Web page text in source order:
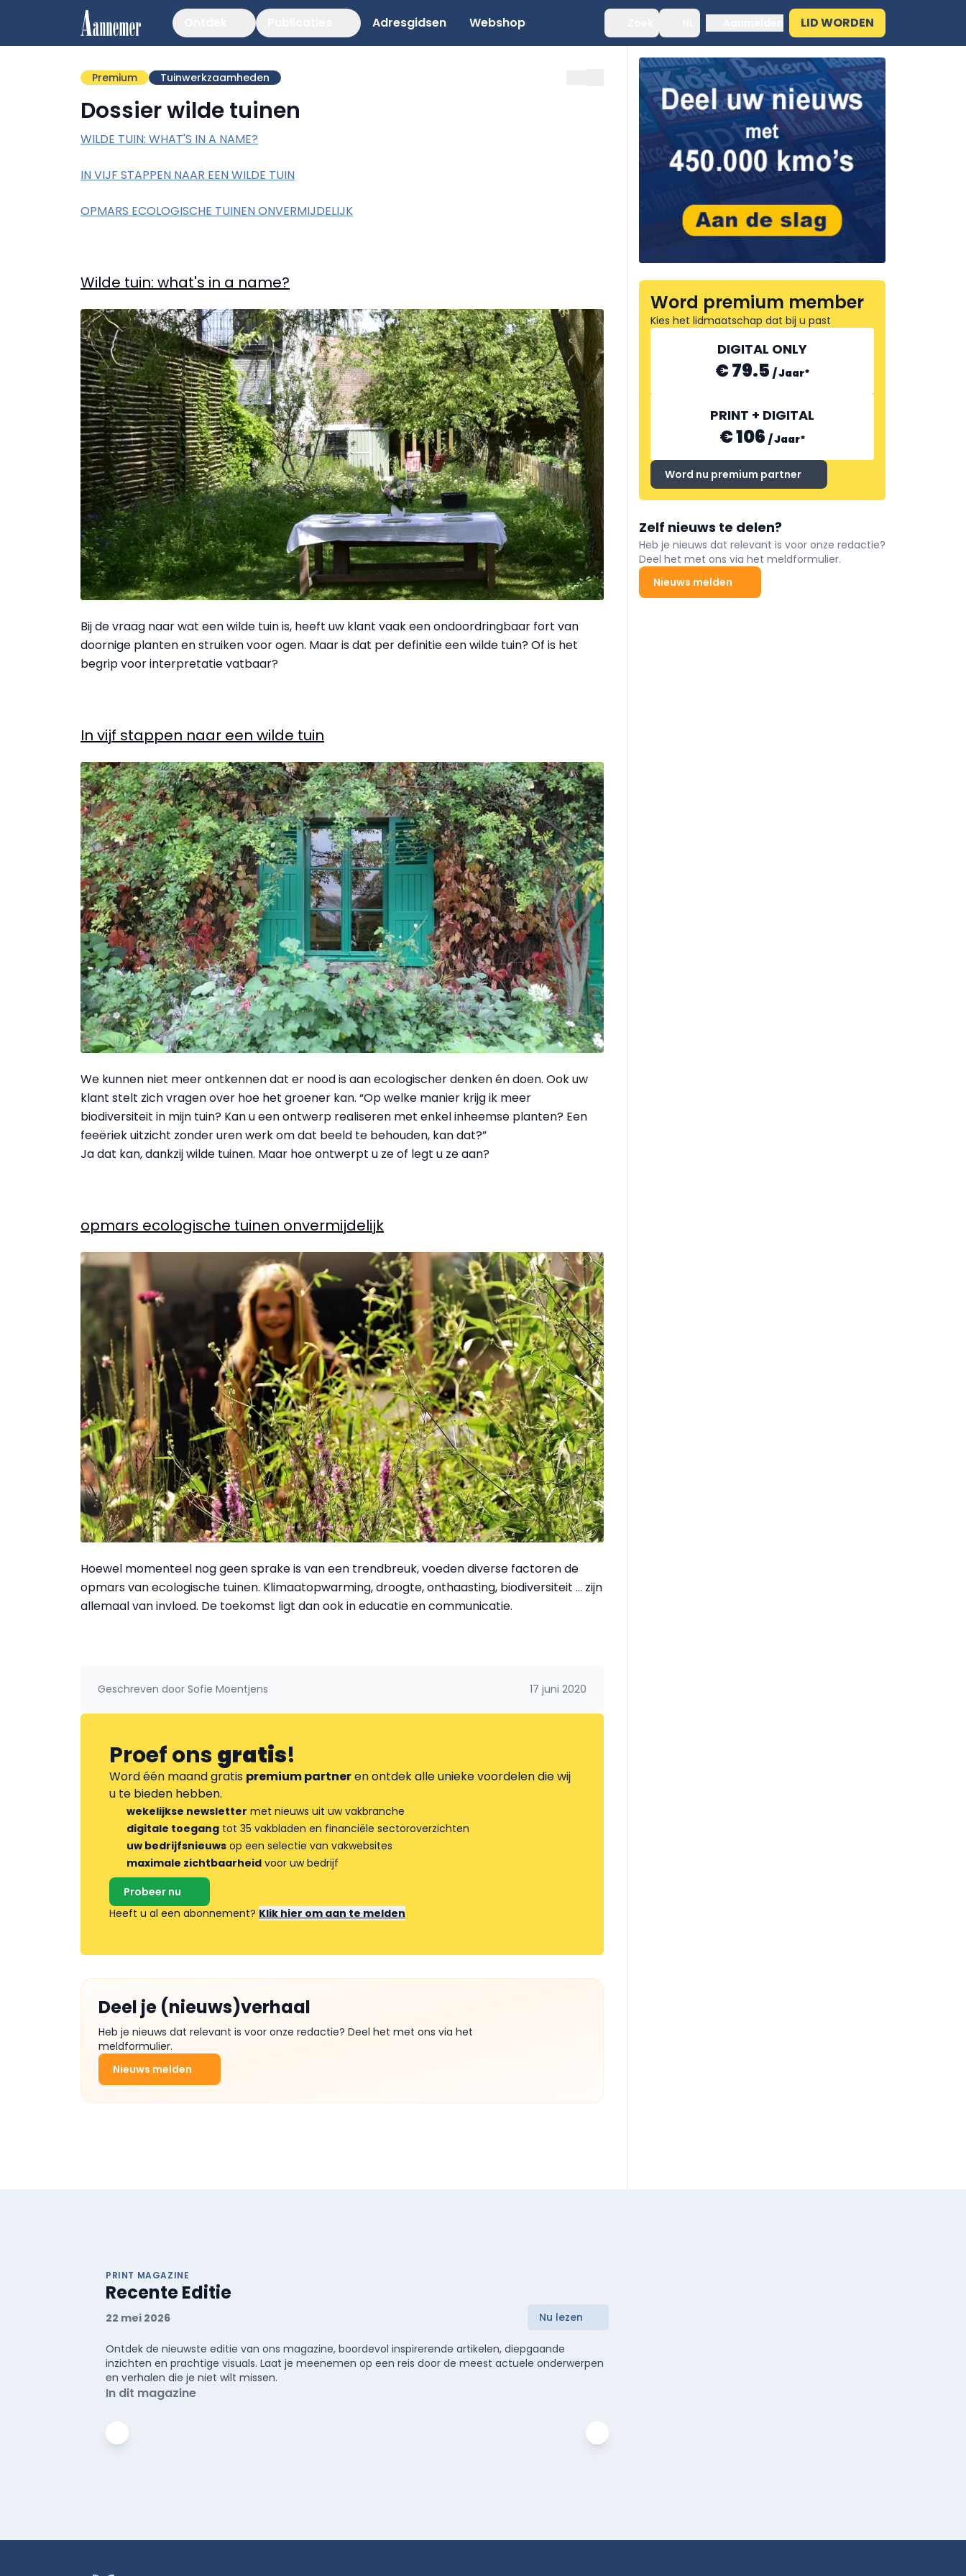
Adresgidsen Webshop LID WORDEN
Premium Tuinwerkzaamheden
Dossier wilde tuinen
WILDE TUIN: WHAT'S IN A NAME?
IN VIJF STAPPEN NAAR EEN WILDE TUIN
OPMARS ECOLOGISCHE TUINEN ONVERMIJDELIJK
Wilde tuin: what's in a name?
Bij de vraag naar wat een wilde tuin is, heeft uw klant vaak een ondoordringbaar fort van
doornige planten en struiken voor ogen. Maar is dat per definitie een wilde tuin? Of is het
begrip voor interpretatie vatbaar?
In vijf stappen naar een wilde tuin
We kunnen niet meer ontkennen dat er nood is aan ecologischer denken én doen. Ook uw
klant stelt zich vragen over hoe het groener kan. “Op welke manier krijg ik meer
biodiversiteit in mijn tuin? Kan u een ontwerp realiseren met enkel inheemse planten? Een
feeëriek uitzicht zonder uren werk om dat beeld te behouden, kan dat?”
Ja dat kan, dankzij wilde tuinen. Maar hoe ontwerpt u ze of legt u ze aan?
opmars ecologische tuinen onvermijdelijk
Hoewel momenteel nog geen sprake is van een trendbreuk, voeden diverse factoren de
opmars van ecologische tuinen. Klimaatopwarming, droogte, onthaasting, biodiversiteit ... zijn
allemaal van invloed. De toekomst ligt dan ook in educatie en communicatie.
Geschreven door Sofie Moentjens 17 juni 2020
Proef onsgratis!
Word één maand gratis premium partneren ontdek alle unieke voordelen die wij
u te bieden hebben.
wekelijkse newsletter met nieuws uit uw vakbranche
digitale toegang tot 35 vakbladen en financiële sectoroverzichten
uw bedrijfsnieuws op een selectie van vakwebsites
maximale zichtbaarheid voor uw bedrijf
Probeer nu
Heeft u al een abonnement? Klik hier om aan te melden
Deel je (nieuws)verhaal
Heb je nieuws dat relevant is voor onze redactie? Deel het met ons via het
meldformulier.
Nieuws melden
Word premium member
Kies het lidmaatschap dat bij u past
DIGITAL ONLY
€ 79.5 /Jaar*
PRINT + DIGITAL
€ 106 /Jaar*
Word nu premium partner
Zelf nieuws te delen?
Heb je nieuws dat relevant is voor onze redactie?
Deel het met ons via het meldformulier.
Nieuws melden
PRINT MAGAZINE
Recente Editie
22 mei 2026 Nu lezen
Ontdek de nieuwste editie van ons magazine, boordevol inspirerende artikelen, diepgaande
inzichten en prachtige visuals. Laat je meenemen op een reis door de meest actuele onderwerpen
en verhalen die je niet wilt missen.
In dit magazine